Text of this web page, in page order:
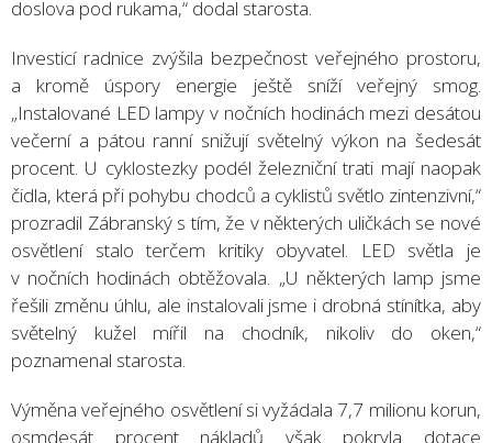
doslova pod rukama,“ dodal starosta.
Investicí radnice zvýšila bezpečnost veřejného prostoru,
a kromě úspory energie ještě sníží veřejný smog.
„Instalované LED lampy v nočních hodinách mezi desátou
večerní a pátou ranní snižují světelný výkon na šedesát
procent. U cyklostezky podél železniční trati mají naopak
čidla, která při pohybu chodců a cyklistů světlo zintenzivní,“
prozradil Zábranský s tím, že v některých uličkách se nové
osvětlení stalo terčem kritiky obyvatel. LED světla je
v nočních hodinách obtěžovala. „U některých lamp jsme
řešili změnu úhlu, ale instalovali jsme i drobná stínítka, aby
světelný kužel mířil na chodník, nikoliv do oken,“
poznamenal starosta.
Výměna veřejného osvětlení si vyžádala 7,7 milionu korun,
osmdesát procent nákladů však pokryla dotace